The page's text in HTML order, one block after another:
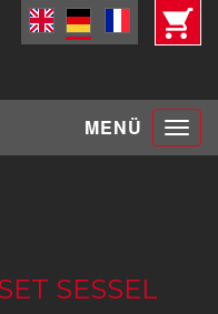
MENÜ Toggle
SESSEL